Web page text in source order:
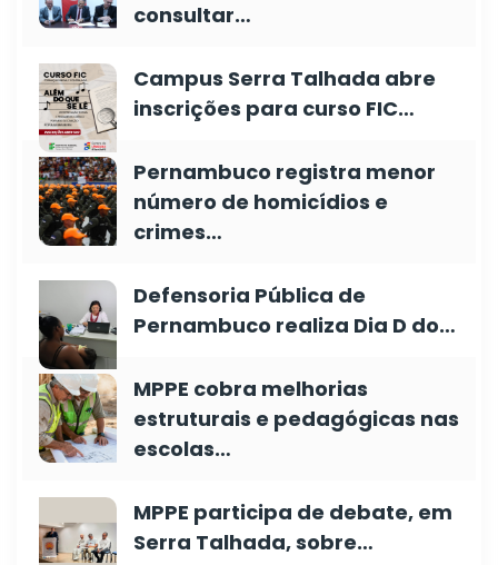
consultar…
Campus Serra Talhada abre
inscrições para curso FIC…
Pernambuco registra menor
número de homicídios e
crimes…
Defensoria Pública de
Pernambuco realiza Dia D do…
MPPE cobra melhorias
estruturais e pedagógicas nas
escolas…
MPPE participa de debate, em
Serra Talhada, sobre…